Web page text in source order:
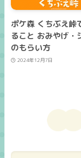
ポケ森 くちぶえ峠
ること おみやげ・
のもらい方
2024年12月7日